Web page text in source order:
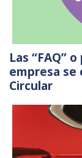
Las “FAQ”
empresa se
Circular